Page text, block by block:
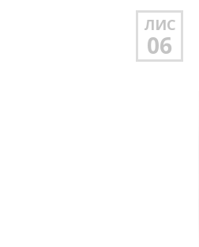
ЛИС
06